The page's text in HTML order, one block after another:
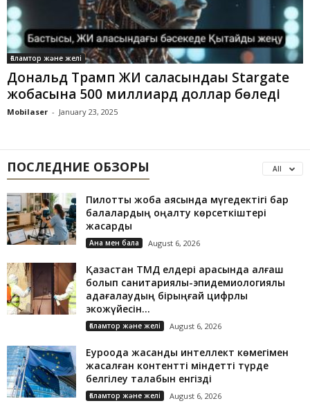
Ғаламтор және желі
Дональд Трамп ЖИ саласындағы Stargate
жобасына 500 миллиард доллар бөледі
Mobilaser - January 23, 2025
ПОСЛЕДНИЕ ОБЗОРЫ All
Пилоттық жоба аясында мүгедектігі бар
балалардың оңалту көрсеткіштері
жақсарды
Ана мен бала August 6, 2026
Қазақстан ТМД елдері арасында алғаш
болып санитариялық-эпидемиологиялық
қадағалаудың бірыңғай цифрлық
экожүйесін...
Ғаламтор және желі August 6, 2026
Еуроодақ жасанды интеллект көмегімен
жасалған контентті міндетті түрде
белгілеу талабын енгізді
Ғаламтор және желі August 6, 2026